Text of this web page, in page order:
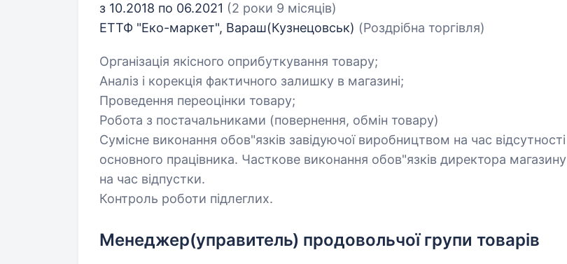
з 10.2018 по 06.2021 (2 роки 9 місяців)
ЕТТФ "Еко-маркет", Вараш(Кузнецовськ) (Роздрібна торгівля)
Організація якісного оприбуткування товару;
Аналіз і корекція фактичного залишку в магазині;
Проведення переоцінки товару;
Робота з постачальниками (повернення, обмін товару)
Сумісне виконання обов"язків завідуючої виробництвом на час відсутності
основного працівника. Часткове виконання обов"язків директора магазину
на час відпустки.
Контроль роботи підлеглих.
Менеджер(управитель) продовольчої групи товарів